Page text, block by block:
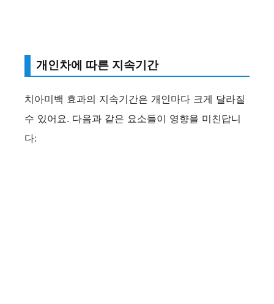
개인차에 따른 지속기간
치아미백 효과의 지속기간은 개인마다 크게 달라질
수 있어요. 다음과 같은 요소들이 영향을 미친답니
다: